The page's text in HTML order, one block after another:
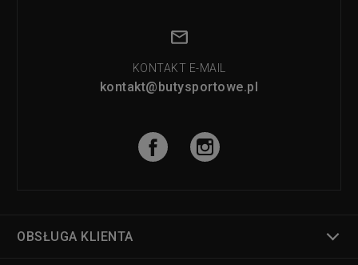
KONTAKT E-MAIL
kontakt@butysportowe.pl
OBSŁUGA KLIENTA